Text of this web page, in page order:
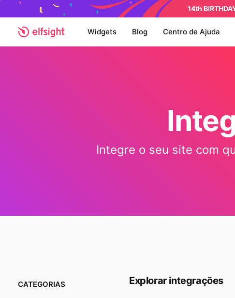
14th
Widgets Blog Centro de Ajuda
Integre o seu site com
CATEGORIAS Explorar integrações